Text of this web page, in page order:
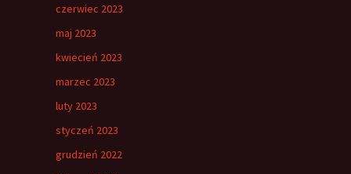
czerwiec 2023
maj 2023
kwiecień 2023
marzec 2023
luty 2023
styczeń 2023
grudzień 2022